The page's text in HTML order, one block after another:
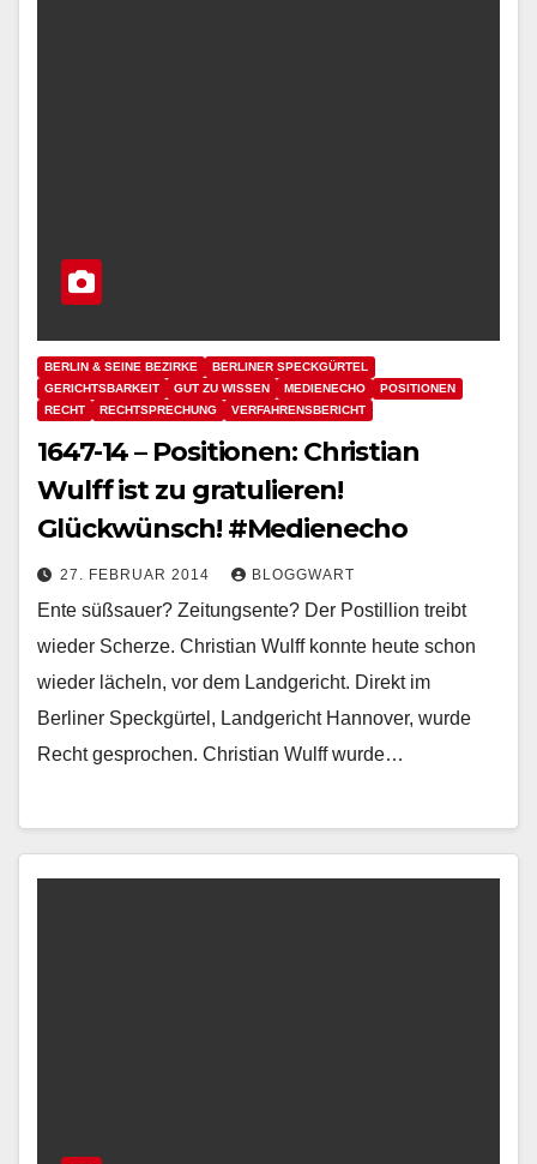
BERLIN & SEINE BEZIRKE
BERLINER SPECKGÜRTEL
GERICHTSBARKEIT
GUT ZU WISSEN MEDIENECHO
POSITIONEN
RECHT
RECHTSPRECHUNG VERFAHRENSBERICHT
1647-14 – Positionen: Christian
Wulff ist zu gratulieren!
Glückwünsch! #Medienecho
27. FEBRUAR 2014 BLOGGWART
Ente süßsauer? Zeitungsente? Der Postillion treibt
wieder Scherze. Christian Wulff konnte heute schon
wieder lächeln, vor dem Landgericht. Direkt im
Berliner Speckgürtel, Landgericht Hannover, wurde
Recht gesprochen. Christian Wulff wurde…